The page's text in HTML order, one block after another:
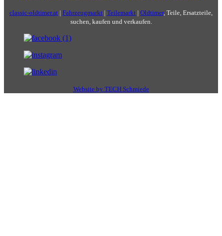
classic-oldtimer.at | Fahrzeugmarkt | Teilemarkt | Oldtimer, Teile, Ersatzteile,
suchen, kaufen und verkaufen.
Website by TECH Schmiede